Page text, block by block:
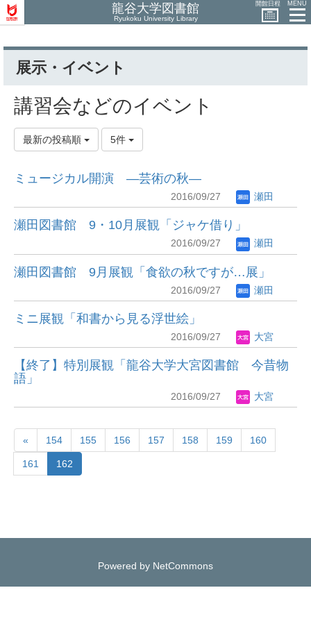
龍谷大学図書館
Ryukoku University Library
開館日程 MENU
展示・イベント
講習会などのイベント
最新の投稿順 5件
ミュージカル開演 ―芸術の秋―
2016/09/27 瀬田
瀬田図書館 9・10月展観「ジャケ借り」
2016/09/27 瀬田
瀬田図書館 9月展観「食欲の秋ですが…展」
2016/09/27 瀬田
ミニ展観「和書から見る浮世絵」
2016/09/27 大宮
【終了】特別展観「龍谷大学大宮図書館 今昔物
語」
2016/09/27 大宮
« 154 155 156 157 158 159 160
161 162
Powered by NetCommons